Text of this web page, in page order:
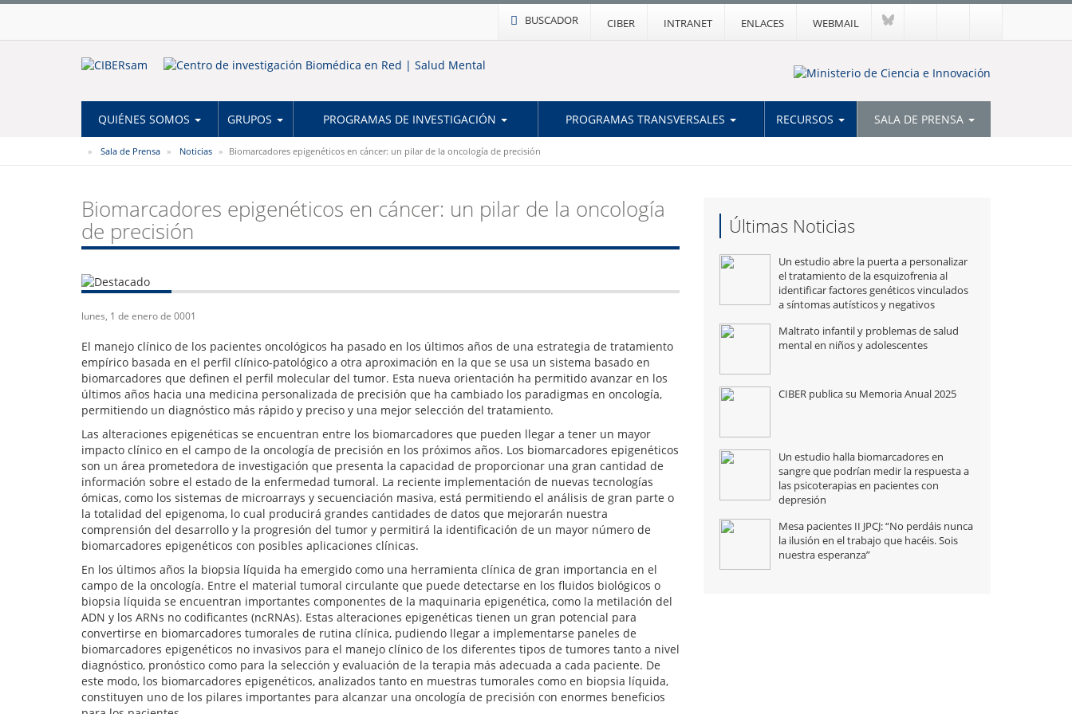
BUSCADOR CIBER INTRANET ENLACES WEBMAIL
QUIÉNES SOMOS GRUPOS PROGRAMAS DE INVESTIGACIÓN PROGRAMAS TRANSVERSALES RECURSOS SALA DE PRENSA
Sala de Prensa Noticias Biomarcadores epigenéticos en cáncer: un pilar de la oncología de precisión
Biomarcadores epigenéticos en cáncer: un pilar de la oncología
de precisión
lunes, 1 de enero de 0001
El manejo clínico de los pacientes oncológicos ha pasado en los últimos años de una estrategia de tratamiento
empírico basada en el perfil clínico-patológico a otra aproximación en la que se usa un sistema basado en
biomarcadores que definen el perfil molecular del tumor. Esta nueva orientación ha permitido avanzar en los
últimos años hacia una medicina personalizada de precisión que ha cambiado los paradigmas en oncología,
permitiendo un diagnóstico más rápido y preciso y una mejor selección del tratamiento.
Las alteraciones epigenéticas se encuentran entre los biomarcadores que pueden llegar a tener un mayor
impacto clínico en el campo de la oncología de precisión en los próximos años. Los biomarcadores epigenéticos
son un área prometedora de investigación que presenta la capacidad de proporcionar una gran cantidad de
información sobre el estado de la enfermedad tumoral. La reciente implementación de nuevas tecnologías
ómicas, como los sistemas de microarrays y secuenciación masiva, está permitiendo el análisis de gran parte o
la totalidad del epigenoma, lo cual producirá grandes cantidades de datos que mejorarán nuestra
comprensión del desarrollo y la progresión del tumor y permitirá la identificación de un mayor número de
biomarcadores epigenéticos con posibles aplicaciones clínicas.
En los últimos años la biopsia líquida ha emergido como una herramienta clínica de gran importancia en el
campo de la oncología. Entre el material tumoral circulante que puede detectarse en los fluidos biológicos o
biopsia líquida se encuentran importantes componentes de la maquinaria epigenética, como la metilación del
ADN y los ARNs no codificantes (ncRNAs). Estas alteraciones epigenéticas tienen un gran potencial para
convertirse en biomarcadores tumorales de rutina clínica, pudiendo llegar a implementarse paneles de
biomarcadores epigenéticos no invasivos para el manejo clínico de los diferentes tipos de tumores tanto a nivel
diagnóstico, pronóstico como para la selección y evaluación de la terapia más adecuada a cada paciente. De
este modo, los biomarcadores epigenéticos, analizados tanto en muestras tumorales como en biopsia líquida,
constituyen uno de los pilares importantes para alcanzar una oncología de precisión con enormes beneficios
Últimas Noticias
Un estudio abre la puerta a personalizar
el tratamiento de la esquizofrenia al
identificar factores genéticos vinculados
a síntomas autísticos y negativos
Maltrato infantil y problemas de salud
mental en niños y adolescentes
CIBER publica su Memoria Anual 2025
Un estudio halla biomarcadores en
sangre que podrían medir la respuesta a
las psicoterapias en pacientes con
depresión
Mesa pacientes II JPCJ: “No perdáis nunca
la ilusión en el trabajo que hacéis. Sois
nuestra esperanza”